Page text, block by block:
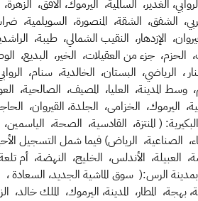
الغدير، السالمية، اليرموك، الآفق،
الشفق، الشقة، المنصورة،
الإزدهار، النقيب الشمالي، طيبة،
الحزم، جزء من العقيلات، الخير، البديع،
، الرياضي، البستان، الخالدية، سنام،
المدينة، العليا، المصيف، الصالحية،
اليرموك، الخزامى، الجلدة، القيروان،
( المنتزة، القادسية، الصحة،
الصناعية، الرياض) فيما شمل التسجيل
العبيلة، الأندلس، الخليج، النهضة، أم
بمدينة الرس:( سوق الماشية الجديد،
المطار، المدينة، اليرموك، الملك خالد،